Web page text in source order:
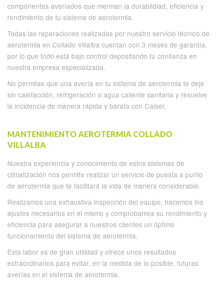
componentes averíados que merman la durabildiad, eficiencia y
rendimiento de tu sistema de aerotermia.
Todas las reparaciones realizadas por nuestro servicio técnico de
aerotermia en Collado Villalba cuentan con 3 meses de garantía,
por lo que todo está bajo control depositando tu confianza en
nuestra empresa especializada.
No permitas que una avería en tu sistema de aerotermia te deje
sin calefacción, refrigeración o agua caliente sanitaria y resuelve
la incidencia de manera rápida y barata con Calser.
MANTENIMIENTO AEROTERMIA COLLADO
VILLALBA
Nuestra experiencia y conocimiento de estos sistemas de
climatización nos permite realizar un servicio de puesta a punto
de aerotermia que te facilitará la vida de manera considerable.
Realizamos una exhaustiva inspección del equipo, hacemos los
ajustes necesarios en el mismo y comprobamos su rendimiento y
eficiencia para asegurar a nuestros clientes un óptimo
funcionamiento del sistema de aerotermia.
Esta labor es de gran utilidad y ofrece unos resultados
extraordinarios para evitar, en la medida de lo posible, futuras
averías en el sistema de aerotermia.